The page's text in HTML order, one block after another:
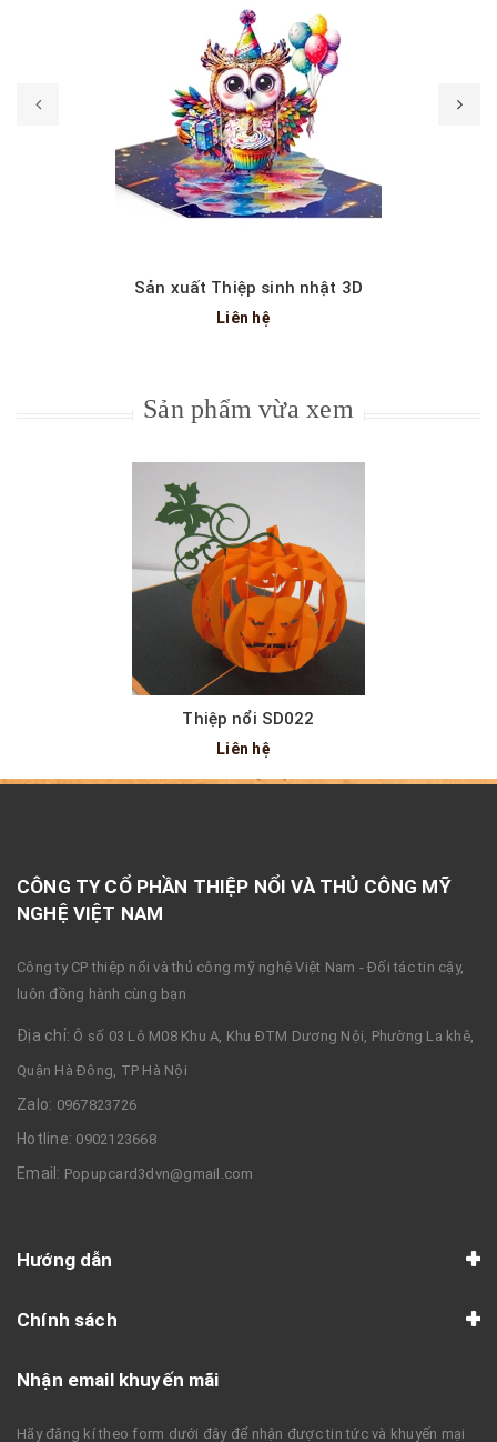
Sản xuất Thiệp sinh nhật 3D
Liên hệ
Sản phẩm vừa xem
Thiệp nổi SD022
Liên hệ
CÔNG TY CỔ PHẦN THIỆP NỔI VÀ THỦ CÔNG MỸ
NGHỆ VIỆT NAM
Công ty CP thiệp nổi và thủ công mỹ nghệ Việt Nam - Đối tác tin cậy,
luôn đồng hành cùng bạn
Địa chỉ: Ô số 03 Lô M08 Khu A, Khu ĐTM Dương Nội, Phường La khê,
Quận Hà Đông, TP Hà Nội
Zalo: 0967823726
Hotline: 0902123668
Email: Popupcard3dvn@gmail.com
Hướng dẫn
Chính sách
Nhận email khuyến mãi
Hãy đăng kí theo form dưới đây để nhận được tin tức và khuyến mại